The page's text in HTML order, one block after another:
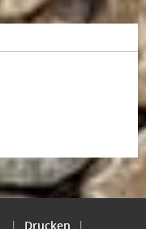
| Drucken |